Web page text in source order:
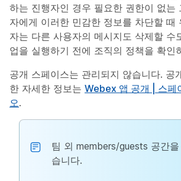
하는 진행자인 경우 필요한 권한이 없는
자에게 이러한 민감한 정보를 차단할 때
자는 다른 사용자의 메시지도 삭제할 수
업을 실행하기 전에 조직의 정책을 확인
공개 스페이스는 관리되지 않습니다. 공
한 자세한 정보는 Webex 앱 공개 | 스페
오.
팀 외 members/guests 공간
습니다.